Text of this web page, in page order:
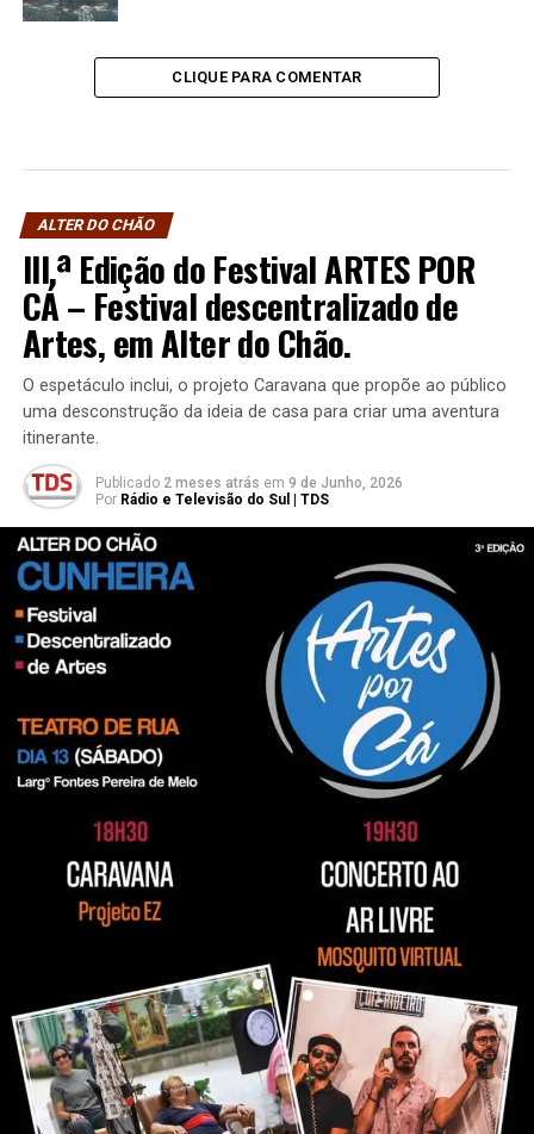
CLIQUE PARA COMENTAR
ALTER DO CHÃO
III.ª Edição do Festival ARTES POR
CÁ – Festival descentralizado de
Artes, em Alter do Chão.
O espetáculo inclui, o projeto Caravana que propõe ao público
uma desconstrução da ideia de casa para criar uma aventura
itinerante.
Publicado 2 meses atrás em 9 de Junho, 2026
Por Rádio e Televisão do Sul | TDS